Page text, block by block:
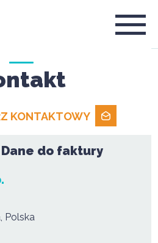
KONTAKTOWY
do faktury
Polska